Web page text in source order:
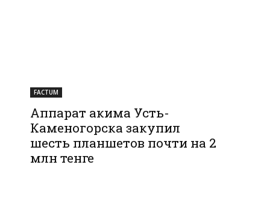
FACTUM
Аппарат акима Усть-
Каменогорска закупил
шесть планшетов почти на 2
млн тенге